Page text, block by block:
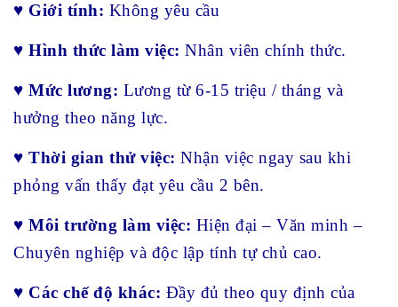
♥ Giới tính: Không yêu cầu
♥ Hình thức làm việc: Nhân viên chính thức.
♥ Mức lương: Lương từ 6-15 triệu / tháng và
hưởng theo năng lực.
♥ Thời gian thử việc: Nhận việc ngay sau khi
phỏng vấn thấy đạt yêu cầu 2 bên.
♥ Môi trường làm việc: Hiện đại – Văn minh –
Chuyên nghiệp và độc lập tính tự chủ cao.
♥ Các chế độ khác: Đầy đủ theo quy định của